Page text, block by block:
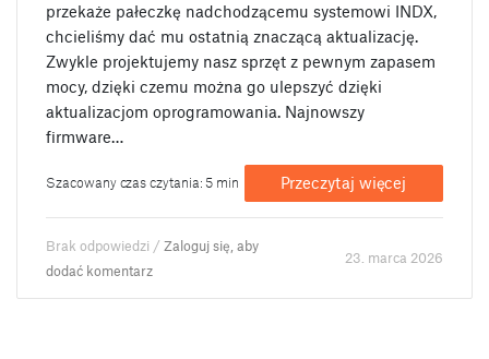
przekaże pałeczkę nadchodzącemu systemowi INDX,
chcieliśmy dać mu ostatnią znaczącą aktualizację.
Zwykle projektujemy nasz sprzęt z pewnym zapasem
mocy, dzięki czemu można go ulepszyć dzięki
aktualizacjom oprogramowania. Najnowszy
firmware…
Szacowany czas czytania: 5 min Przeczytaj więcej
Brak odpowiedzi /Zaloguj się, aby
dodać komentarz
23. marca 2026